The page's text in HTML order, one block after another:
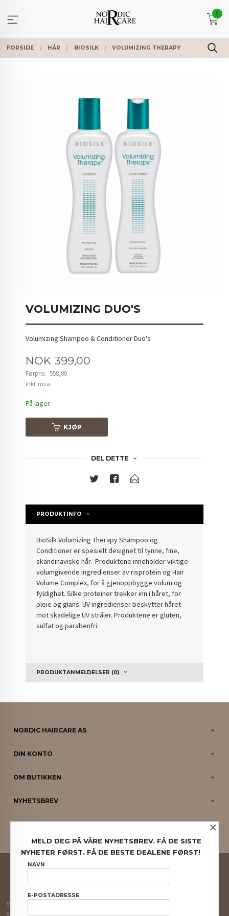
innholdet
0
FORSIDE HÅR BIOSILK VOLUMIZING THERAPY
VOLUMIZING DUO'S
Volumizing Shampoo & Conditioner Duo's
Tilbud
NOK 399,00
Førpris: 558,00
Rabatt
inkl. mva.
På lager
KJØP
DEL DETTE
PRODUKTINFO
BioSilk Volumizing Therapy Shampoo og
Conditioner er spesielt designet til tynne, fine,
skandinaviske hår. Produktene inneholder viktige
volumgivende ingredienser av risprotein og Hair
Volume Complex, for å gjenoppbygge volum og
fyldighet. Silke proteiner trekker inn i håret, for
pleie og glans. UV ingredienser beskytter håret
mot skadelige UV stråler. Produktene er gluten,
sulfat og parabenfri.
PRODUKTANMELDELSER (0)
NORDIC HAIRCARE AS
DIN KONTO
OM BUTIKKEN
NYHETSBREV
PARTNERE
FRAKT
Vår nettbutikk bruker cookies slik at du får en bedre kjøpsopplevelse og vi kan
yte deg bedre service. Vi bruker cookies hovedsaklig til å lagre
×
MELD DEG PÅ VÅRE NYHETSBREV. FÅ DE SISTE
NYHETER FØRST. FÅ DE BESTE DEALENE FØRST!
NAVN
E-POSTADRESSE